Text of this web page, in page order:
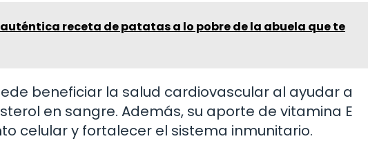
auténtica receta de patatas a lo pobre de la abuela que te
beneficiar la salud cardiovascular al ayudar a
en sangre. Además, su aporte de vitamina E
celular y fortalecer el sistema inmunitario.